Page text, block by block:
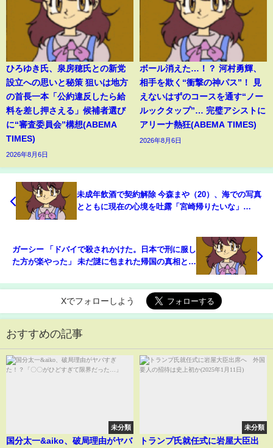
ひろゆき氏、泉房穂氏との新党
設立への思いと秘策 狙いは地方
の首長一本「公約違反したら給
料を差し押さえる」候補者選び
に“審査委員会”構想(ABEMA
TIMES)
2026年8月6日
ボール消えた…！？ 河村勇輝、
相手を欺く“衝撃の神パス”！ 見
えないはずのコースを通す“ノー
ルックタップ”… 完璧アシストに
アリーナ熱狂(ABEMA TIMES)
2026年8月6日
未成年飲酒で契約解除 今森まや（20）、海での写真
とともに現在の心境を吐露「宮崎帰りたいな」
ガーシー 「ドバイで殺されかけた。日本で刑に服し
た方が楽やった」 未だ謎に包まれた帰国の真相と命
Xでフォローしよう
おすすめの記事
未分類
国分太一&aiko、破局理由がヤバ
未分類
トランプ氏就任式に岩屋大臣出